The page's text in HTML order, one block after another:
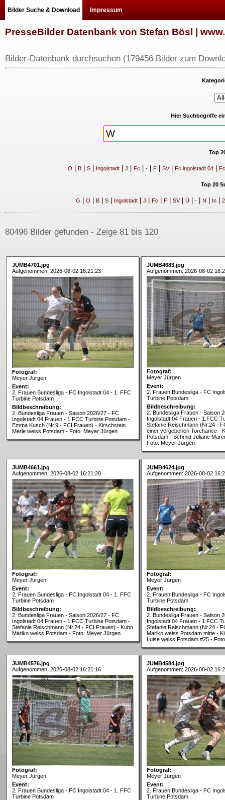
Bilder Suche & Download Impressum
PresseBilder Datenbank von Stefan Bösl |
Bilder-Datenbank durchsuchen (179456 Bilder zum
Hier Suchbegriffe
Top
O B| S| Ingolstadt| J Fc -| F| SV| Fc ingolstadt 04|
Top 20
G O B| S| Ingolstadt| J Fc F| SV| Ü| -| N In| 2
80496 Bilder gefunden - Zeige 81 bis 120
JUMB4701.jpg
Aufgenommen: 2026-08-02 16:21:23
Fotograf:
Meyer Jürgen
Event:
2. Frauen Bundesliga - FC Ingolstadt 04 - 1. FFC
Turbine Potsdam
Bildbeschreibung:
2. Bundesliga Frauen - Saison 2026/27 - FC
Ingolstadt 04 Frauen - 1.FCC Turbine Potsdam -
Emma Kusch (Nr.9 - FCI Frauen) - Kirschstein
Merle weiss Potsdam - Foto: Meyer Jürgen
JUMB4683.jpg
Aufgenommen: 2026-08-02
Fotograf:
Meyer Jürgen
Event:
2. Frauen Bundesliga - FC
Turbine Potsdam
Bildbeschreibung:
2. Bundesliga Frauen - Saison
Ingolstadt 04 Frauen - 1.FCC
Stefanie Reischmann (Nr.24 -
einer vergebenen Torchance -
Potsdam - Schmid Juliane
Foto: Meyer Jürgen
JUMB4661.jpg
Aufgenommen: 2026-08-02 16:21:20
Fotograf:
Meyer Jürgen
Event:
2. Frauen Bundesliga - FC Ingolstadt 04 - 1. FFC
Turbine Potsdam
Bildbeschreibung:
2. Bundesliga Frauen - Saison 2026/27 - FC
Ingolstadt 04 Frauen - 1.FCC Turbine Potsdam -
Stefanie Reischmann (Nr.24 - FCI Frauen) - Kubo
Mariko weiss Potsdam - Foto: Meyer Jürgen
JUMB4624.jpg
Aufgenommen: 2026-08-02
Fotograf:
Meyer Jürgen
Event:
2. Frauen Bundesliga - FC
Turbine Potsdam
Bildbeschreibung:
2. Bundesliga Frauen - Saison
Ingolstadt 04 Frauen - 1.FCC
Stefanie Reischmann (Nr.24 -
Mariko weiss Potsdam mitte -
Luise weiss Potsdam #25 -
JUMB4576.jpg
Aufgenommen: 2026-08-02 16:21:16
Fotograf:
Meyer Jürgen
Event:
2. Frauen Bundesliga - FC Ingolstadt 04 - 1. FFC
Turbine Potsdam
JUMB4584.jpg
Aufgenommen: 2026-08-02
Fotograf:
Meyer Jürgen
Event:
2. Frauen Bundesliga - FC
Turbine Potsdam